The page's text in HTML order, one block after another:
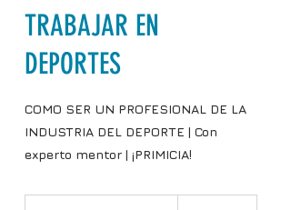
TRABAJAR EN
DEPORTES
COMO SER UN PROFESIONAL DE LA
INDUSTRIA DEL DEPORTE | Con
experto mentor | ¡PRIMICIA!